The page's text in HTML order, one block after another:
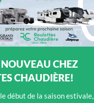
CHEZ
CHAUDIÈRE!
début de la saison estivale,